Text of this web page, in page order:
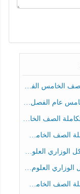
الثالث 2025-2026
عام الفصل الثالث
الفصل الثالث
عام الفصل الثالث